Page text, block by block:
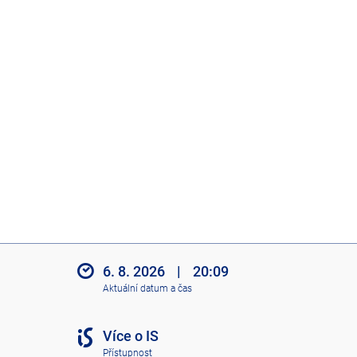
6. 8. 2026 | 20:09
Aktuální datum a čas
Více o IS
Přístupnost